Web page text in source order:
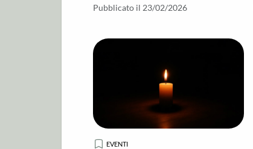
Pubblicato il 23/02/2026
EVENTI